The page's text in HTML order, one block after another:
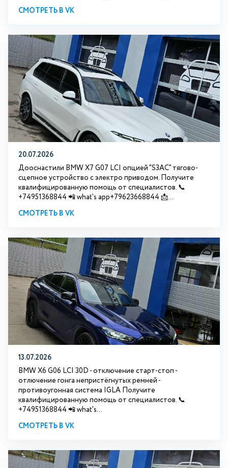
СМОТРЕТЬ В VK
20.07.2026
Дооснастили BMW Х7 G07 LCI опцией "S3АС" тягово-
сцепное устройство с электро приводом. Получите
квалифицированную помощь от специалистов. 📞
+74951368844 📲 what's app+79623668844 📩...
СМОТРЕТЬ В VK
13.07.2026
BMW X6 G06 LCI 30D - отключение старт-стоп -
отлючение гонга непристёгнутых ремней -
противоугонная система IGLA Получите
квалифицированную помощь от специалистов. 📞
+74951368844 📲 what's...
СМОТРЕТЬ В VK